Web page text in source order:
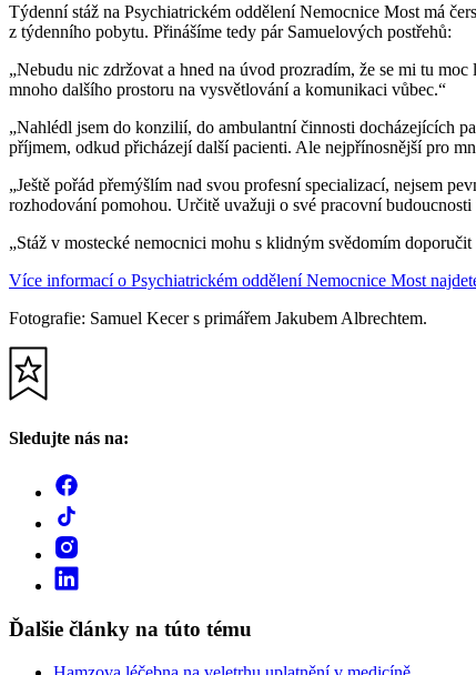
Týdenní stáž na Psychiatrickém oddělení Nemocnice Most má
z týdenního pobytu. Přinášíme tedy pár Samuelových postřehů:
„Nebudu nic zdržovat a hned na úvod prozradím, že se mi tu
mnoho dalšího prostoru na vysvětlování a komunikaci vůbec.“
„Nahlédl jsem do konzilií, do ambulantní činnosti docházejících
příjmem, odkud přicházejí další pacienti. Ale nejpřínosnější pro
„Ještě pořád přemýšlím nad svou profesní specializací, nejsem
rozhodování pomohou. Určitě uvažuji o své pracovní
„Stáž v mostecké nemocnici mohu s klidným svědomím
Více informací o Psychiatrickém oddělení Nemocnice Most
Fotografie: Samuel Kecer s primářem Jakubem Albrechtem.
Sledujte nás na:
Ďalšie články na túto tému